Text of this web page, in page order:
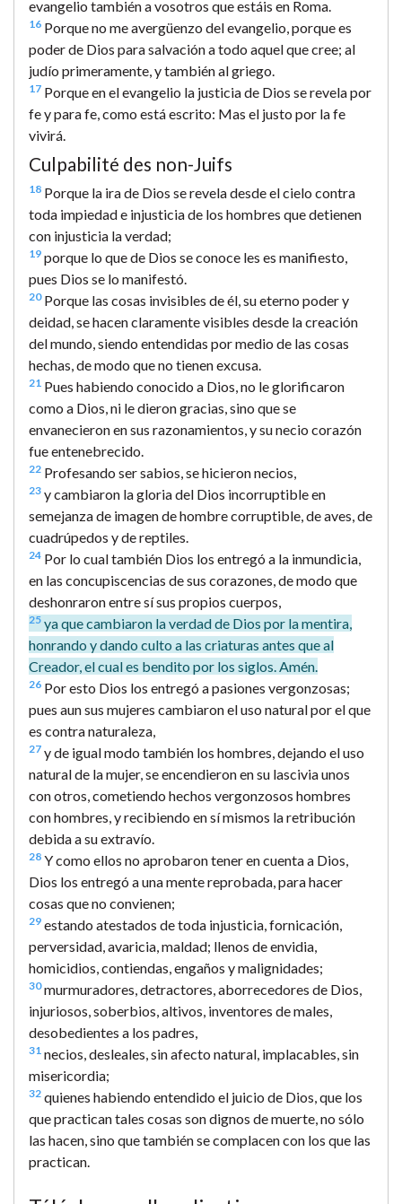
evangelio también a vosotros que estáis en Roma.
16 Porque no me avergüenzo del evangelio, porque es
poder de Dios para salvación a todo aquel que cree; al
judío primeramente, y también al griego.
17 Porque en el evangelio la justicia de Dios se revela por
fe y para fe, como está escrito: Mas el justo por la fe
vivirá.
Culpabilité des non-Juifs
18 Porque la ira de Dios se revela desde el cielo contra
toda impiedad e injusticia de los hombres que detienen
con injusticia la verdad;
19 porque lo que de Dios se conoce les es manifiesto,
pues Dios se lo manifestó.
20Porque las cosas invisibles de él, su eterno poder y
deidad, se hacen claramente visibles desde la creación
del mundo, siendo entendidas por medio de las cosas
hechas, de modo que no tienen excusa.
21 Pues habiendo conocido a Dios, no le glorificaron
como a Dios, ni le dieron gracias, sino que se
envanecieron en sus razonamientos, y su necio corazón
fue entenebrecido.
22 Profesando ser sabios, se hicieron necios,
23 y cambiaron la gloria del Dios incorruptible en
semejanza de imagen de hombre corruptible, de aves, de
cuadrúpedos y de reptiles.
24 Por lo cual también Dios los entregó a la inmundicia,
en las concupiscencias de sus corazones, de modo que
deshonraron entre sí sus propios cuerpos,
25 ya que cambiaron la verdad de Dios por la mentira,
honrando y dando culto a las criaturas antes que al
Creador, el cual es bendito por los siglos. Amén.
26 Por esto Dios los entregó a pasiones vergonzosas;
pues aun sus mujeres cambiaron el uso natural por el que
es contra naturaleza,
27 y de igual modo también los hombres, dejando el uso
natural de la mujer, se encendieron en su lascivia unos
con otros, cometiendo hechos vergonzosos hombres
con hombres, y recibiendo en sí mismos la retribución
debida a su extravío.
28 Y como ellos no aprobaron tener en cuenta a Dios,
Dios los entregó a una mente reprobada, para hacer
cosas que no convienen;
29 estando atestados de toda injusticia, fornicación,
perversidad, avaricia, maldad; llenos de envidia,
homicidios, contiendas, engaños y malignidades;
30murmuradores, detractores, aborrecedores de Dios,
injuriosos, soberbios, altivos, inventores de males,
desobedientes a los padres,
31 necios, desleales, sin afecto natural, implacables, sin
misericordia;
32 quienes habiendo entendido el juicio de Dios, que los
que practican tales cosas son dignos de muerte, no sólo
las hacen, sino que también se complacen con los que las
practican.